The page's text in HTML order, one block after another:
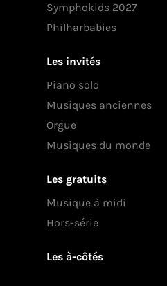
Symphokids 2027
Philharbabies
Les invités
Piano solo
Musiques anciennes
Orgue
Musiques du monde
Les gratuits
Musique à midi
Hors-série
Les à-côtés